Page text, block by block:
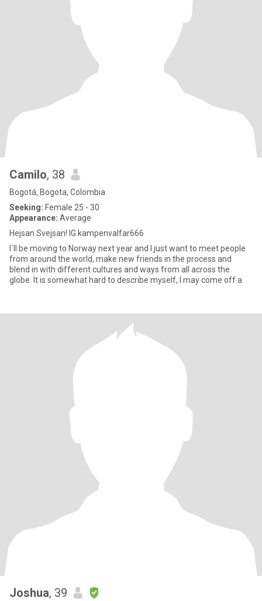
Camilo, 38
Bogotá, Bogota, Colombia
Seeking: Female 25 - 30
Appearance: Average
Hejsan Svejsan! IG kampenvalfar666
I`ll be moving to Norway next year and I just want to meet people
from around the world, make new friends in the process and
blend in with different cultures and ways from all across the
globe. It is somewhat hard to describe myself, I may come off a
Joshua, 39